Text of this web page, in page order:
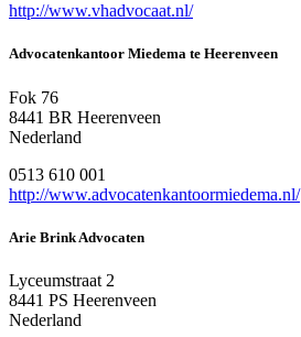
http://www.vhadvocaat.nl/
Advocatenkantoor Miedema te Heerenveen
Fok 76
8441 BR Heerenveen
Nederland
0513 610 001
http://www.advocatenkantoormiedema.nl/
Arie Brink Advocaten
Lyceumstraat 2
8441 PS Heerenveen
Nederland